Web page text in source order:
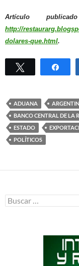
Artículo
http://
dolares-que.html.
Twittear
ADUANA
BANCO CENTRAL DE LA
ESTADO
POLÍTICOS
Buscar: